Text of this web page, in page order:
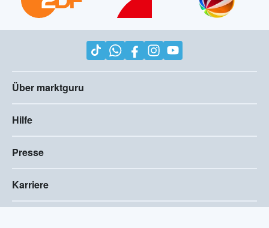
Über marktguru
Hilfe
Presse
Karriere